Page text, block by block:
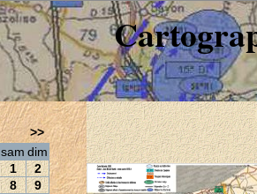
>>
sam dim
1
2
8
9